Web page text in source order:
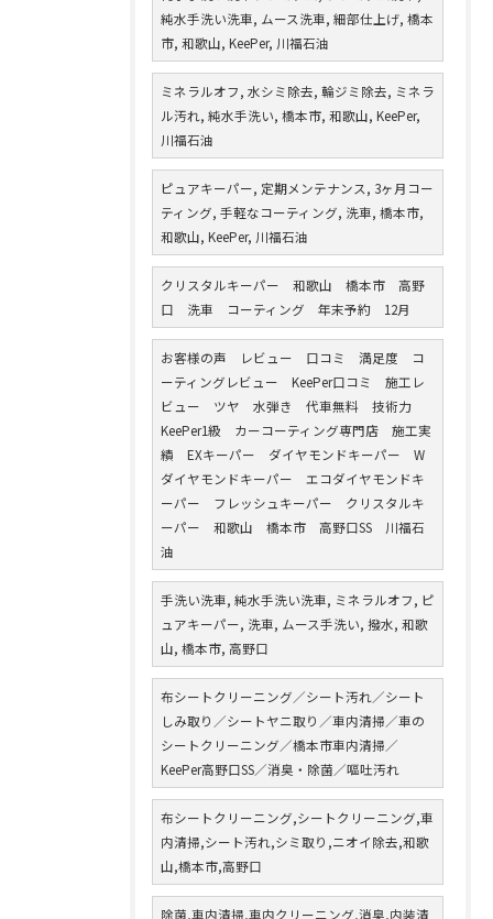
純水手洗い洗車, ムース洗車, 細部仕上げ, 橋本
市, 和歌山, KeePer, 川福石油
ミネラルオフ, 水シミ除去, 輪ジミ除去, ミネラ
ル汚れ, 純水手洗い, 橋本市, 和歌山, KeePer,
川福石油
ピュアキーパー, 定期メンテナンス, 3ヶ月コー
ティング, 手軽なコーティング, 洗車, 橋本市,
和歌山, KeePer, 川福石油
クリスタルキーパー 和歌山 橋本市 高野
口 洗車 コーティング 年末予約 12月
お客様の声 レビュー 口コミ 満足度 コ
ーティングレビュー KeePer口コミ 施工レ
ビュー ツヤ 水弾き 代車無料 技術力
KeePer1級 カーコーティング専門店 施工実
績 EXキーパー ダイヤモンドキーパー W
ダイヤモンドキーパー エコダイヤモンドキ
ーパー フレッシュキーパー クリスタルキ
ーパー 和歌山 橋本市 高野口SS 川福石
油
手洗い洗車, 純水手洗い洗車, ミネラルオフ, ピ
ュアキーパー, 洗車, ムース手洗い, 撥水, 和歌
山, 橋本市, 高野口
布シートクリーニング／シート汚れ／シート
しみ取り／シートヤニ取り／車内清掃／車の
シートクリーニング／橋本市車内清掃／
KeePer高野口SS／消臭・除菌／嘔吐汚れ
布シートクリーニング,シートクリーニング,車
内清掃,シート汚れ,シミ取り,ニオイ除去,和歌
山,橋本市,高野口
除菌,車内清掃,車内クリーニング,消臭,内装清